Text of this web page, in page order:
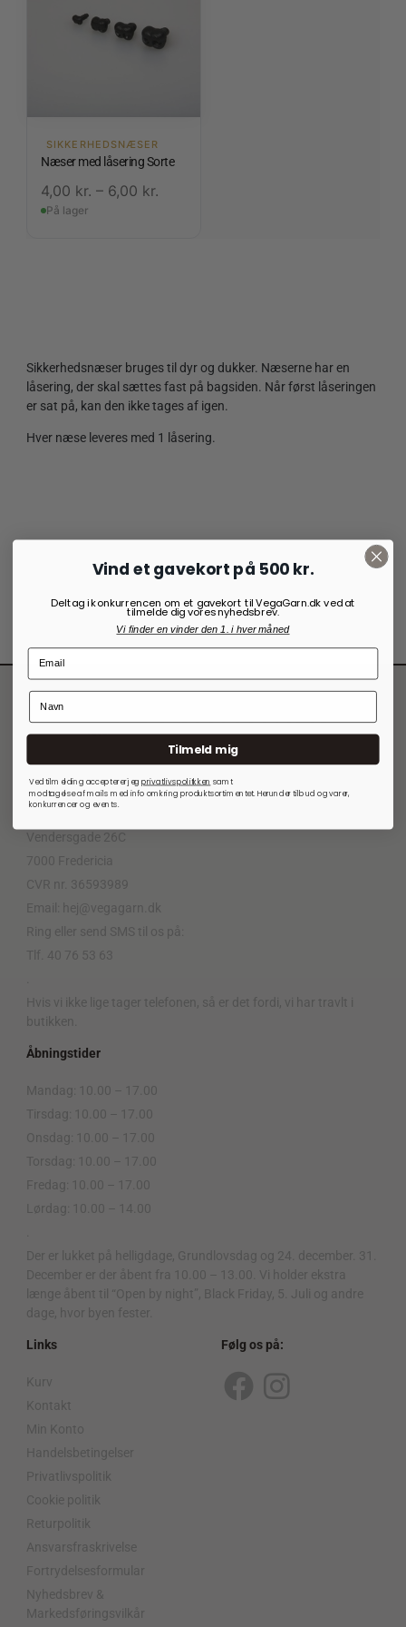
SIKKERHEDSNÆSER
Næser med låsering Sorte
4,00 kr. – 6,00 kr.
På lager
Sikkerhedsnæser bruges til dyr og dukker. Næserne har en
låsering, der skal sættes fast på bagsiden. Når først låseringen
er sat på, kan den ikke tages af igen.
Hver næse leveres med 1 låsering.
Kontakt VegaGarn
Vores adresse er:
Vendersgade 26C
7000 Fredericia
CVR nr. 36593989
Email: hej@vegagarn.dk
Ring eller send SMS til os på:
Tlf. 40 76 53 63
Hvis vi ikke lige tager telefonen, så er det fordi, vi har travlt i
butikken.
Åbningstider
Mandag: 10.00 – 17.00
Tirsdag: 10.00 – 17.00
Onsdag: 10.00 – 17.00
Torsdag: 10.00 – 17.00
Fredag: 10.00 – 17.00
Lørdag: 10.00 – 14.00
Der er lukket på helligdage, Grundlovsdag og 24. december. 31.
December er der åbent fra 10.00 – 13.00. Vi holder ekstra
længe åbent til “Open by night”, Black Friday, 5. Juli og andre
dage, hvor byen fester.
Links
Kurv
Kontakt
Min Konto
Handelsbetingelser
Privatlivspolitik
Cookie politik
Returpolitik
Ansvarsfraskrivelse
Fortrydelsesformular
Nyhedsbrev &
Markedsføringsvilkår
Følg os på:
F
I
Vind et gavekort på 500 kr.
Deltag i konkurrencen om et gavekort til VegaGarn.dk ved at
tilmelde dig vores nyhedsbrev.
Vi finder en vinder den 1. i hver måned
Tilmeld mig
Ved tilmelding accepterer jegprivatlivspolitkken samt
modtagelse af mails med info omkring produktsortimentet. Herunder tilbud og varer,
konkurrencer og events.